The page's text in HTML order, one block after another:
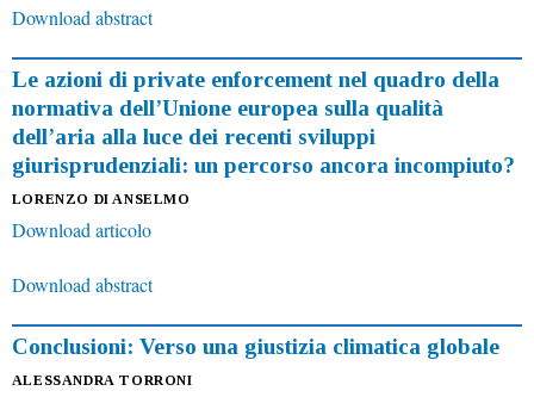
Download abstract
Le azioni di private enforcement nel quadro della
normativa dell’Unione europea sulla qualità
dell’aria alla luce dei recenti sviluppi
giurisprudenziali: un percorso ancora incompiuto?
LORENZO DI ANSELMO
Download articolo
Download abstract
Conclusioni: Verso una giustizia climatica globale
ALESSANDRA TORRONI